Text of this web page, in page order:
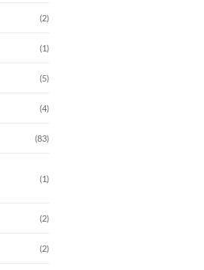
(2)
(1)
(5)
(4)
(83)
(1)
(2)
(2)